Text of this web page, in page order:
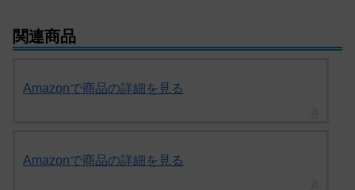
関連商品
Amazonで商品の詳細を見る
Amazonで商品の詳細を見る